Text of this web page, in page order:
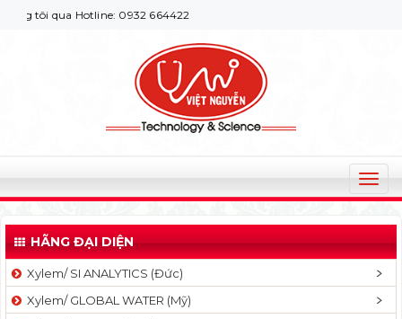
qua Hotline: 0932 664422
T
o
g
l
HÃNG ĐẠI DIỆN
Xylem/ SI ANALYTICS (Đức)
Xylem/ GLOBAL WATER (Mỹ)